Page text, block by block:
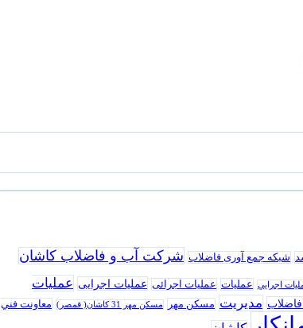
شبکه جمع آوری فاضلاب شرکت آب و فاضلاب کاشان
اجرايي عملیات عملیات اجرائی عملیات اجرایی عملیات
مدیریت مسکن مهر مسکن مهر 31 کاشان( قمصر) معاونت فني